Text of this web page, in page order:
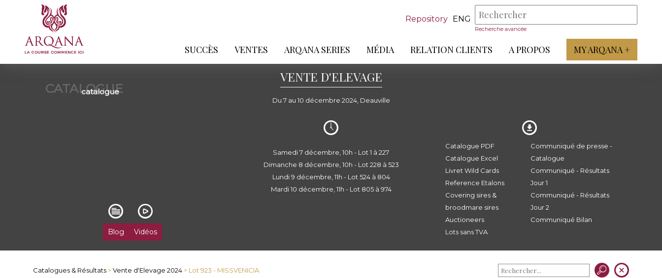
Repository ENG
Recherche avancée
SUCCÈS VENTES ARQANA SERIES MÉDIA RELATION CLIENTS A PROPOS MY ARQANA +
CATALOGUE
catalogue
VENTE D'ELEVAGE
Du 7 au 10 décembre 2024, Deauville
Blog Vidéos
Samedi 7 décembre, 10h - Lot 1 à 227
Dimanche 8 décembre, 10h - Lot 228 à 523
Lundi 9 décembre, 11h - Lot 524 à 804
Mardi 10 décembre, 11h - Lot 805 à 974
Catalogue PDF
Catalogue Excel
Livret Wild Cards
Reference Etalons
Covering sires &
broodmare sires
Auctioneers
Lots sans TVA
Communiqué de presse -
Catalogue
Communiqué - Résultats
Jour 1
Communiqué - Résultats
Jour 2
Communiqué Bilan
Catalogues & Résultats >Vente d'Elevage 2024 > Lot 923 - MISSVENICIA